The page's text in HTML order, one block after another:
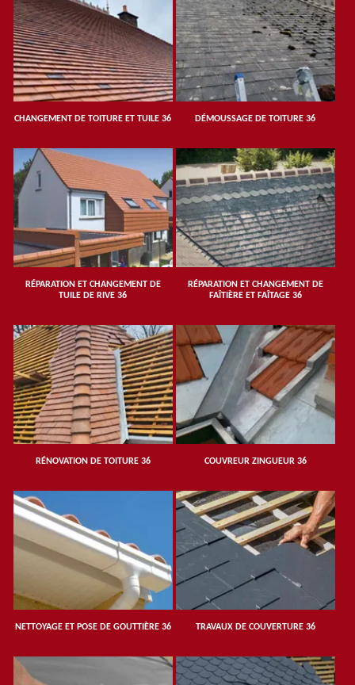
CHANGEMENT DE TOITURE ET TUILE 36 DÉMOUSSAGE DE TOITURE 36
RÉPARATION ET CHANGEMENT DE
TUILE DE RIVE 36
RÉPARATION ET CHANGEMENT DE
FAÎTIÈRE ET FAÎTAGE 36
RÉNOVATION DE TOITURE 36 COUVREUR ZINGUEUR 36
NETTOYAGE ET POSE DE GOUTTIÈRE 36 TRAVAUX DE COUVERTURE 36